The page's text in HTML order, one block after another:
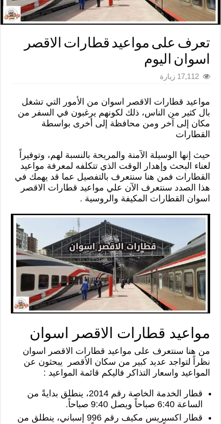
تعرف على مواعيد قطارات الاقصر
اسوان اليوم
17,112 زيارة
مواعيد قطارات الاقصر اسوان من الأمور التي تشغل
بال كثير من الناس، ذلك لكونهم يرغبون في السفر من
مكان إلى آخر ومن محافظة إلى أخرى بواسطة
القطارات
حيث إنها الوسيلة الآمنة والمريحة بالنسبة لهم، وتوفيراً
لعناء البحث وإهدار الوقت الذي تتكلفه لمعرفة مواعيد
القطارات فمن هنا سنتعرف بالتفصيل عما قد يهمك في
هذا الصدد سنتعرف الآن علي مواعيد قطارات الاقصر
اسوان القطارات المكيفة والروسية .
مواعيد قطارات الاقصر اسوان
من هنا سنتعرف على مواعيد قطارات الاقصر اسوان
نظراً لتواجد عديد كبير من سكان الأقصر يبحثون عن
المواعيد واسعار التذاكر فاليكم قائمة المواعيد :
قطار الخدمة الخاصة رقم 2014، ينطلق بدايةً من
الساعة 6:40 صباحاً ويصل 9:40 صباحاً.
قطار اكسبريس مكيف رقم 996 إسباني، ينطلق من